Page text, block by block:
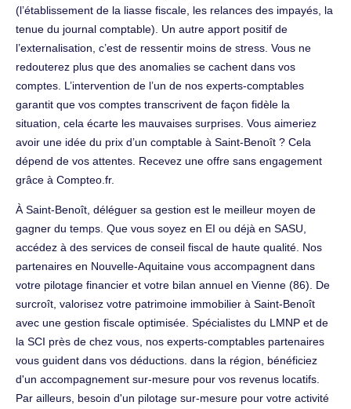
(l’établissement de la liasse fiscale, les relances des impayés, la
tenue du journal comptable). Un autre apport positif de
l’externalisation, c’est de ressentir moins de stress. Vous ne
redouterez plus que des anomalies se cachent dans vos
comptes. L’intervention de l’un de nos experts-comptables
garantit que vos comptes transcrivent de façon fidèle la
situation, cela écarte les mauvaises surprises. Vous aimeriez
avoir une idée du prix d’un comptable à Saint-Benoît ? Cela
dépend de vos attentes. Recevez une offre sans engagement
grâce à Compteo.fr.
À Saint-Benoît, déléguer sa gestion est le meilleur moyen de
gagner du temps. Que vous soyez en EI ou déjà en SASU,
accédez à des services de conseil fiscal de haute qualité. Nos
partenaires en Nouvelle-Aquitaine vous accompagnent dans
votre pilotage financier et votre bilan annuel en Vienne (86). De
surcroît, valorisez votre patrimoine immobilier à Saint-Benoît
avec une gestion fiscale optimisée. Spécialistes du LMNP et de
la SCI près de chez vous, nos experts-comptables partenaires
vous guident dans vos déductions. dans la région, bénéficiez
d'un accompagnement sur-mesure pour vos revenus locatifs.
Par ailleurs, besoin d'un pilotage sur-mesure pour votre activité